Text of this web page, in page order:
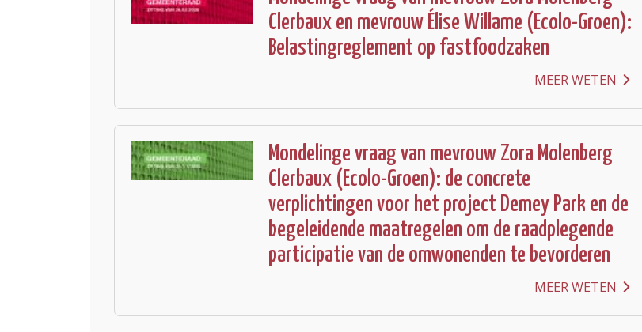
Clerbaux en mevrouw Élise Willame (Ecolo-Groen):
Belastingreglement op fastfoodzaken
MEER WETEN
Mondelinge vraag van mevrouw Zora Molenberg
Clerbaux (Ecolo-Groen): de concrete
verplichtingen voor het project Demey Park en de
begeleidende maatregelen om de raadplegende
participatie van de omwonenden te bevorderen
MEER WETEN